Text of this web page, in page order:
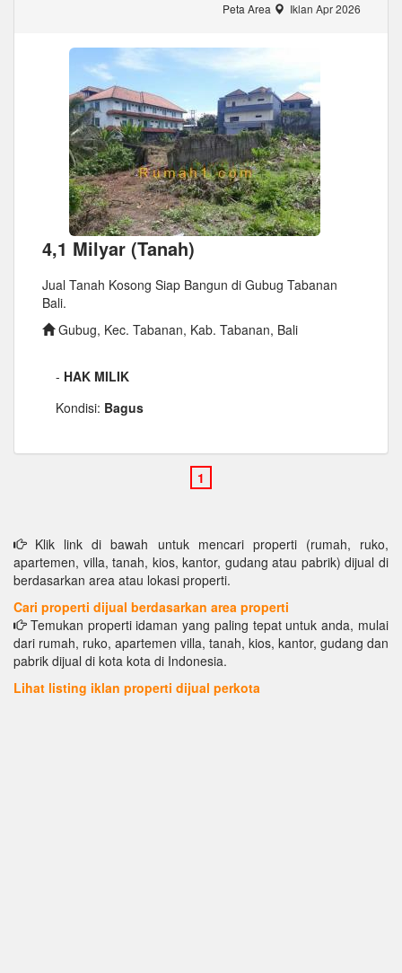
Peta Area Iklan Apr 2026
4,1 Milyar (Tanah)
Jual Tanah Kosong Siap Bangun di Gubug Tabanan
Bali.
Gubug, Kec. Tabanan, Kab. Tabanan, Bali
- HAK MILIK
Kondisi: Bagus
Klik link di bawah untuk mencari properti (rumah, ruko,
apartemen, villa, tanah, kios, kantor, gudang atau pabrik) dijual di
berdasarkan area atau lokasi properti.
Cari properti dijual berdasarkan area properti
Temukan properti idaman yang paling tepat untuk anda, mulai
dari rumah, ruko, apartemen villa, tanah, kios, kantor, gudang dan
pabrik dijual di kota kota di Indonesia.
Lihat listing iklan properti dijual perkota